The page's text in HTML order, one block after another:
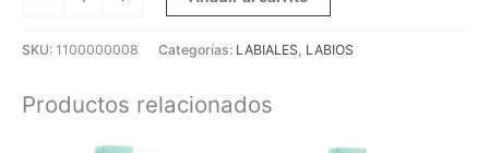
SKU: 1100000008 Categorías: LABIALES, LABIOS
Productos relacionados